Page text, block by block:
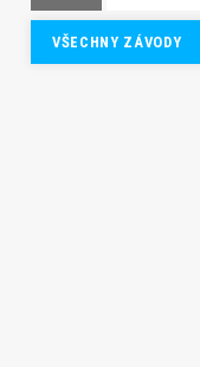
VŠECHNY ZÁVODY